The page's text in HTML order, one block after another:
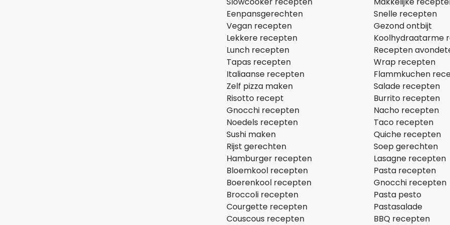
Eenpansgerechten
Vegan recepten
Lekkere recepten
Lunch recepten
Tapas recepten
Italiaanse recepten
Zelf pizza maken
Risotto recept
Gnocchi recepten
Noedels recepten
Sushi maken
Rijst gerechten
Hamburger recepten
Bloemkool recepten
Boerenkool recepten
Broccoli recepten
Courgette recepten
Couscous recepten
Snelle recepten
Gezond ontbijt
Koolhydraatarme
Recepten
Wrap recepten
Flammkuchen
Salade recepten
Burrito recepten
Nacho recepten
Taco recepten
Quiche recepten
Soep gerechten
Lasagne recepten
Pasta recepten
Gnocchi recepten
Pasta pesto
Pastasalade
BBQ recepten